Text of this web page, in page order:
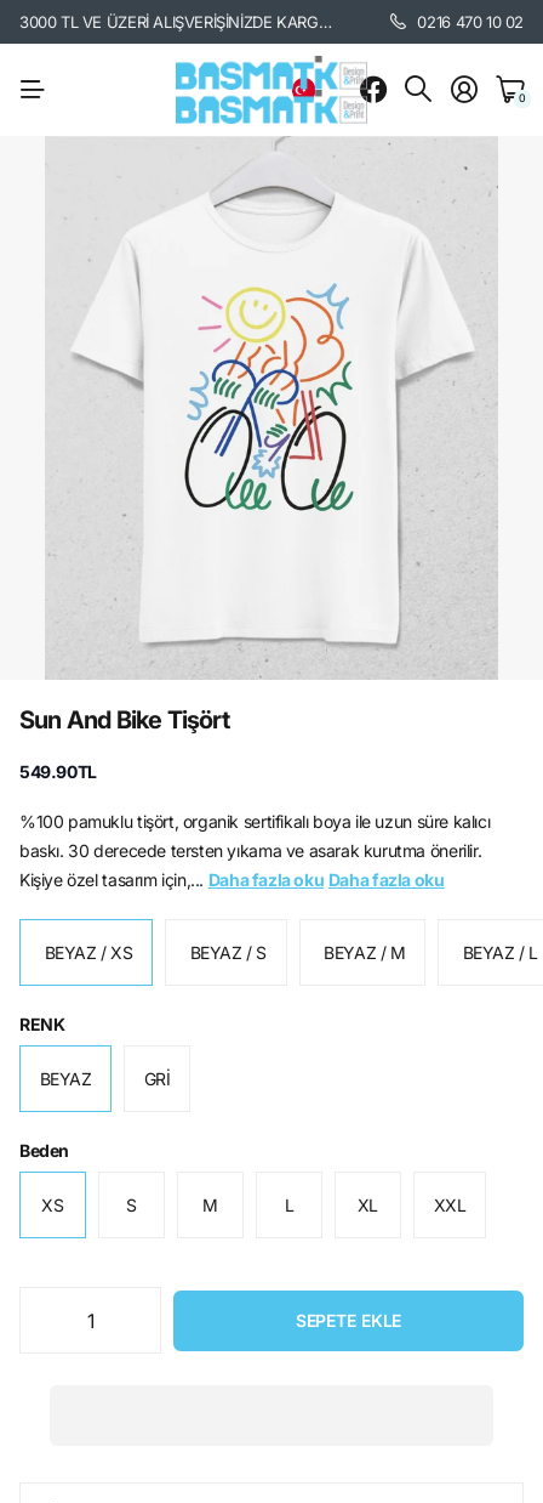
3000 TL VE ÜZERİ ALIŞVERİŞİNİZDE KARGO BEDAVA. / KARGO BİLGİSİ
0216 470 10 02
0
Sun And Bike Tişört
549.90TL
%100 pamuklu tişört, organik sertifikalı boya ile uzun süre kalıcı
baskı. 30 derecede tersten yıkama ve asarak kurutma önerilir.
Kişiye özel tasarım için,... Daha fazla oku Daha fazla oku
BEYAZ / XS BEYAZ / S BEYAZ / M BEYAZ / L
RENK
BEYAZ GRİ
Beden
XS S M L XL XXL
SEPETE EKLE